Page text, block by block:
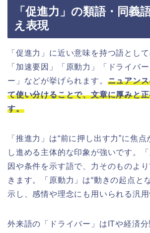
「促進力」の類語・同義
え表現
「促進力」に近い意味を持つ語として
「加速要因」「原動力」「ドライバ
ー」などが挙げられます。 ニュアン
て使い分けることで、文章に厚みと
す。
「推進力」は“前に押し出す力”に焦
し進める主体的な印象が強いです。
因や条件を示す語で、力そのものより
きます。「原動力」は“動きの起点と
示し、感情や理念にも用いられる汎用
外来語の「ドライバー」はITや経済分